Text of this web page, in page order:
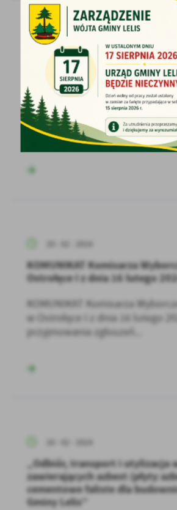
22 - 02 - 2024
LXI SESJA RADY GMINY LELIS -
2024 R.
Przewodniczący Rady Gminy
o zwołaniu LXI Sesji Rady Gminy
29 lutego...
20 - 02 - 2024
KOMUNIKAT Komisarza
Ostrołęce I z dnia 16 lutego
KOMUNIKAT Komisarza
w Ostrołęce I z dnia 16 lutego
przyjmowania zgłoszeń...
20 - 02 - 2024
„Odbiór, transport i utylizacja
zawierających azbest (płyty
cementowe faliste dla
Gminy Lelis”